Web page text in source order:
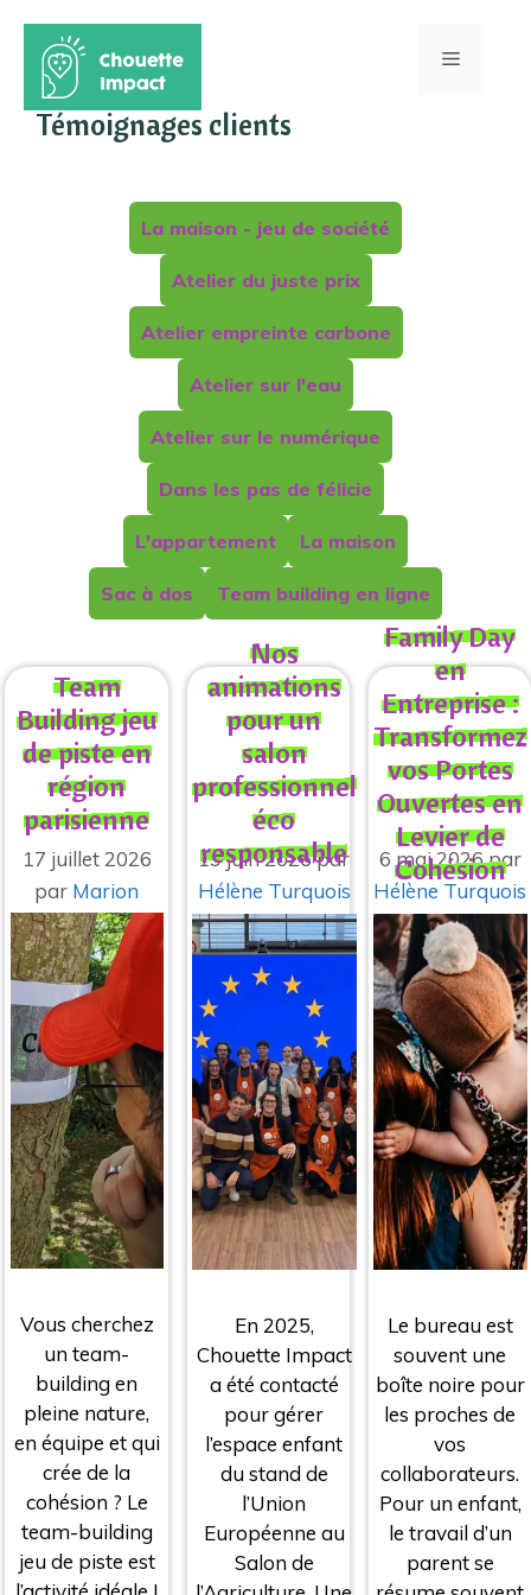
contenu
Menu
Témoignages clients
La maison - jeu de société
Atelier du juste prix
Atelier empreinte carbone
Atelier sur l'eau
Atelier sur le numérique
Dans les pas de félicie
L'appartement La maison
Sac à dos Team building en ligne
Team
Building jeu
de piste en
région
parisienne
17 juillet 2026
par Marion
Vous cherchez
un team-
building en
pleine nature,
en équipe et qui
crée de la
cohésion ? Le
team-building
jeu de piste est
Nos
animations
pour un
salon
professionnel
éco
responsable
19 juin 2026par
Hélène Turquois
En 2025,
Chouette Impact
a été contacté
pour gérer
l’espace enfant
du stand de
l’Union
Européenne au
Salon de
Family Day
en
Entreprise :
Transformez
vos Portes
Ouvertes en
Levier de
Cohésion
6 mai 2026par
Hélène Turquois
Le bureau est
souvent une
boîte noire pour
les proches de
vos
collaborateurs.
Pour un enfant,
le travail d’un
parent se